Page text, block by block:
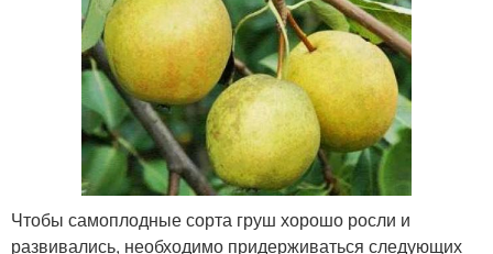
Чтобы самоплодные сорта груш хорошо росли и
развивались, необходимо придерживаться следующих